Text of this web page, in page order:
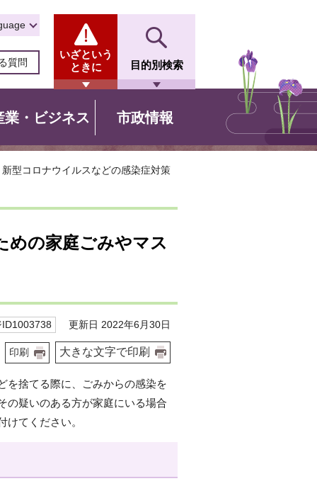
質問
いざという
ときに
目的別検索
業・ビジネス 市政情報
新型コロナウイルスなどの感染症対策
めの家庭ごみやマス
ID1003738 更新日 2022年6月30日
印刷 大きな文字で印刷
を捨てる際に、ごみからの感染を
の疑いのある方が家庭にいる場合
てください。